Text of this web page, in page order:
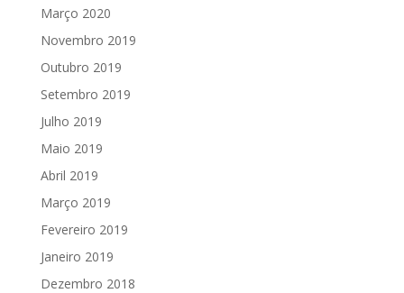
Março 2020
Novembro 2019
Outubro 2019
Setembro 2019
Julho 2019
Maio 2019
Abril 2019
Março 2019
Fevereiro 2019
Janeiro 2019
Dezembro 2018